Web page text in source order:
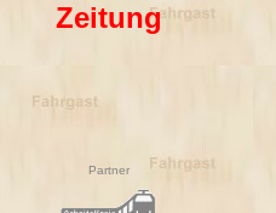
Zeitung
Partner